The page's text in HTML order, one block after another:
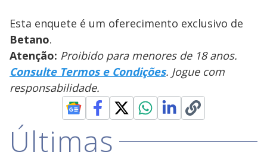
Esta enquete é um oferecimento exclusivo de
Betano.
Atenção: Proibido para menores de 18 anos.
Consulte Termos e Condições. Jogue com
responsabilidade.
Últimas